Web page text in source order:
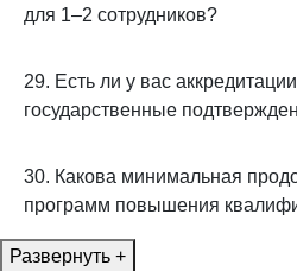
для 1–2 сотрудников?
29. Есть ли у вас
государственные
30. Какова минимальная
программ повышения
Развернуть +